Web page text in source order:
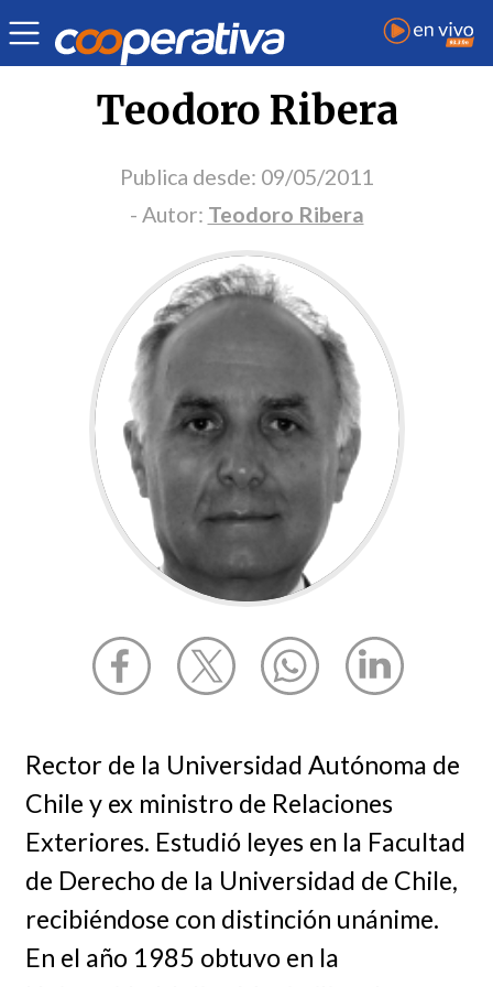
Portada Opinión
Teodoro Ribera
Publica desde: 09/05/2011
- Autor: Teodoro Ribera
Rector de la Universidad Autónoma de
Chile y ex ministro de Relaciones
Exteriores. Estudió leyes en la Facultad
de Derecho de la Universidad de Chile,
recibiéndose con distinción unánime.
En el año 1985 obtuvo en la